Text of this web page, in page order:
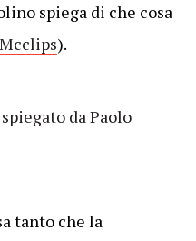
spiega di che cosa
Mcclips).
tanto che la